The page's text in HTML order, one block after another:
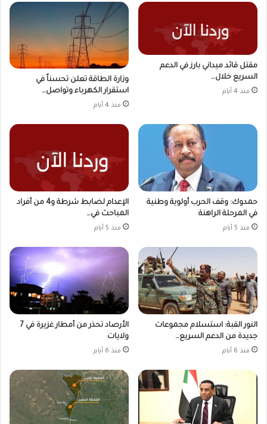
مقتل قائد ميداني بارز في الدعم
السريع خلال…
منذ 4 أيام
وزارة الطاقة تعلن تحسناً في
استقرار الكهرباء وتواصل…
منذ 4 أيام
حمدوك: وقف الحرب أولوية وطنية
في المرحلة الراهنة
منذ 5 أيام
الإعدام لضابط شرطة و4 من أفراد
المباحث في…
منذ 5 أيام
النور القبة: استسلام مجموعات
جديدة من الدعم السريع…
منذ 6 أيام
الأرصاد تحذر من أمطار غزيرة في 7
ولايات
منذ 6 أيام